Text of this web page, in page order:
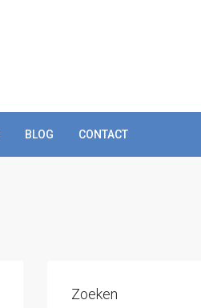
BLOG CONTACT
Zoeken